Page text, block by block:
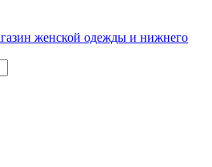
женской одежды и нижнего